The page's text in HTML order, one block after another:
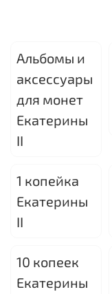
Альбомы и
аксессуары
для монет
Екатерины
II
1 копейка
Екатерины
II
10 копеек
Екатерины